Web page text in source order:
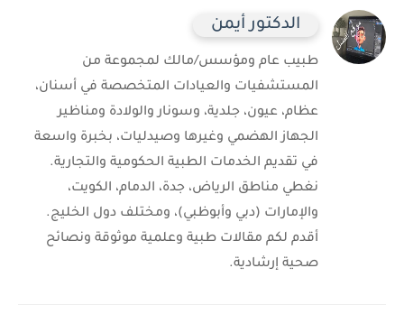
الدكتور أيمن
طبيب عام ومؤسس/مالك لمجموعة من
المستشفيات والعيادات المتخصصة في أسنان،
عظام، عيون، جلدية، وسونار والولادة ومناظير
الجهاز الهضمي وغيرها وصيدليات، بخبرة واسعة
في تقديم الخدمات الطبية الحكومية والتجارية.
نغطي مناطق الرياض، جدة، الدمام، الكويت،
والإمارات (دبي وأبوظبي)، ومختلف دول الخليج.
أقدم لكم مقالات طبية وعلمية موثوقة ونصائح
صحية إرشادية.